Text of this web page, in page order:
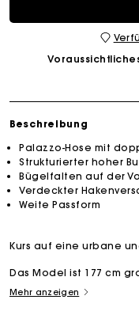
Beschreibung
Palazzo-Hose mit
Strukturierter hoher
Bügelfalten auf der
Verdeckter
Weite Passform
Kurs auf eine urbane
Das Model ist 177 cm
Mehr anzeigen